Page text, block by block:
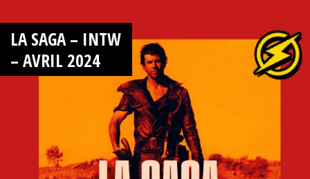
LA SAGA – INTW
– AVRIL 2024